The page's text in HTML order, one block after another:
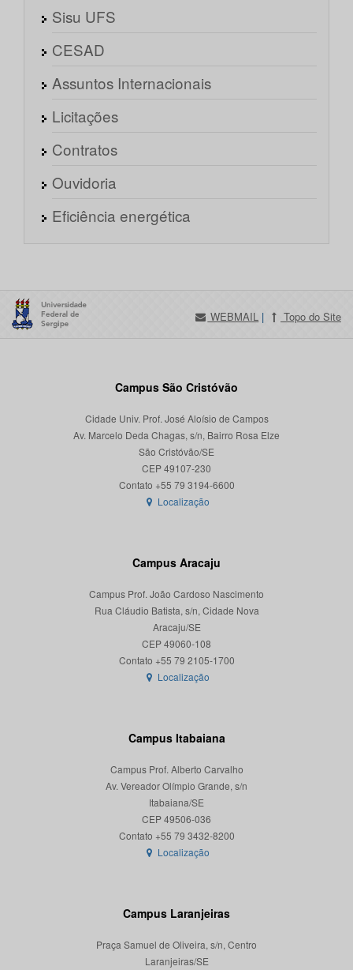
Sisu UFS
CESAD
Assuntos Internacionais
Licitações
Contratos
Ouvidoria
Eficiência energética
WEBMAIL | Topo do Site
Campus São Cristóvão
Cidade Univ. Prof. José Aloísio de Campos
Av. Marcelo Deda Chagas, s/n, Bairro Rosa Elze
São Cristóvão/SE
CEP 49107-230
Localização
Campus Aracaju
Campus Prof. João Cardoso Nascimento
Rua Cláudio Batista, s/n, Cidade Nova
Aracaju/SE
CEP 49060-108
Localização
Campus Itabaiana
Campus Prof. Alberto Carvalho
Av. Vereador Olímpio Grande, s/n
Itabaiana/SE
CEP 49506-036
Localização
Campus Laranjeiras
Praça Samuel de Oliveira, s/n, Centro
Laranjeiras/SE